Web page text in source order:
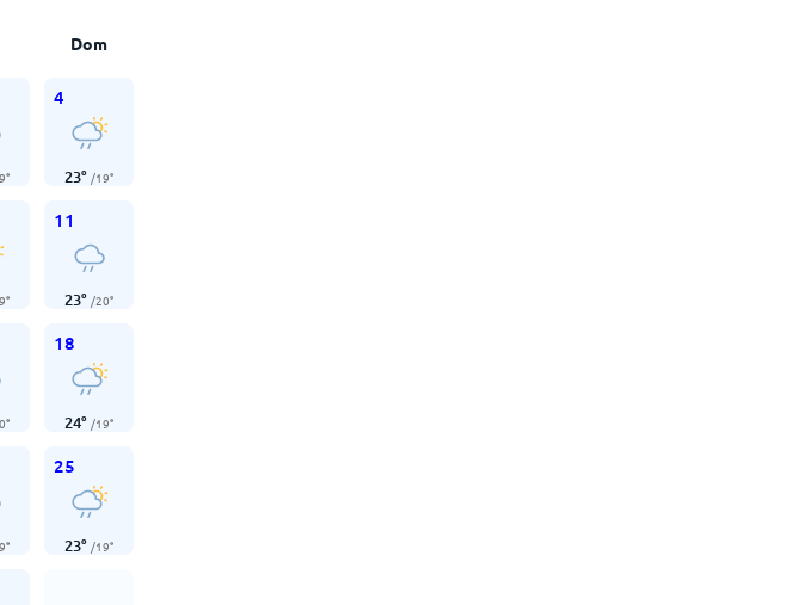
Dom
°
4
23° /19°
°
11
23° /20°
°
18
24° /19°
°
25
23° /19°